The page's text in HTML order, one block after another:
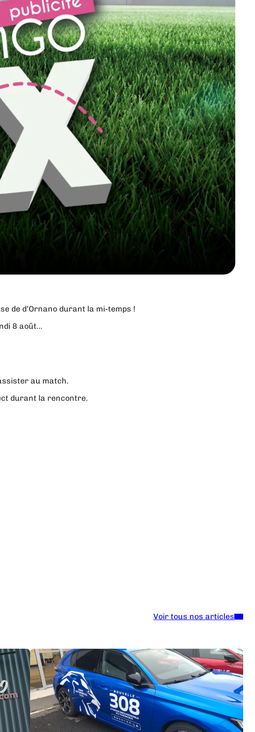
de d’Ornano durant la mi-temps !
8 août…
au match.
durant la rencontre.
Voir tous nos articles